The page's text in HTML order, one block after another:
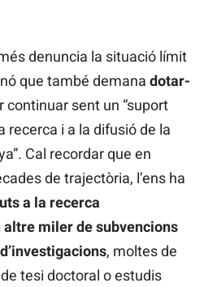
denuncia la situació límit
que també demana dotar-
continuar sent un “suport
recerca i a la difusió de la
Cal recordar que en
de trajectòria, l’ens ha
a la recerca
miler de subvencions
, moltes de
tesi doctoral o estudis